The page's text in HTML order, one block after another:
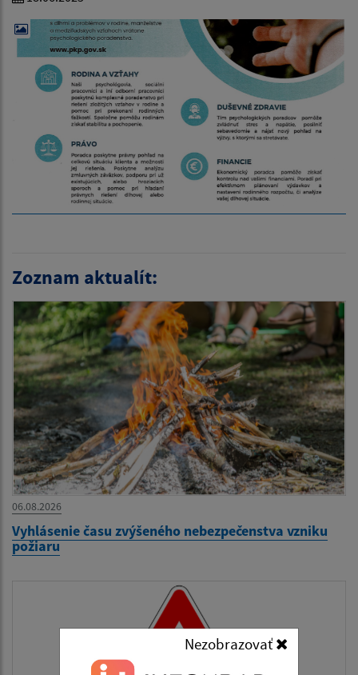
Nezobrazovať
Zoznam aktualít:
06.08.2026
Vyhlásenie času zvýšeného nebezpečenstva vzniku
požiaru